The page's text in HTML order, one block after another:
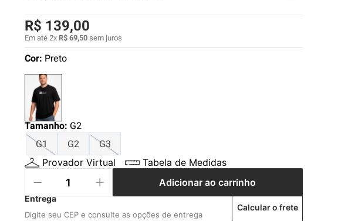
R$ 139,00
Em até2xR$69,50sem juros
Cor: Preto
Tamanho: G2
G1
G2 G3
Provador Virtual
Tabela de Medidas
Adicionar ao carrinho
Calcular o frete